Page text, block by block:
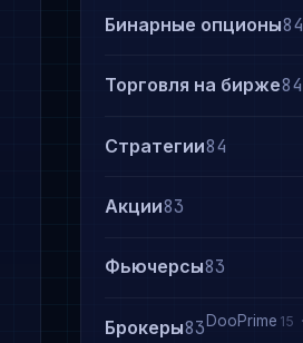
Бинарные опционы84
Торговля на бирже84
Стратегии84
Акции83
Фьючерсы83
Брокеры83 DooPrime 15